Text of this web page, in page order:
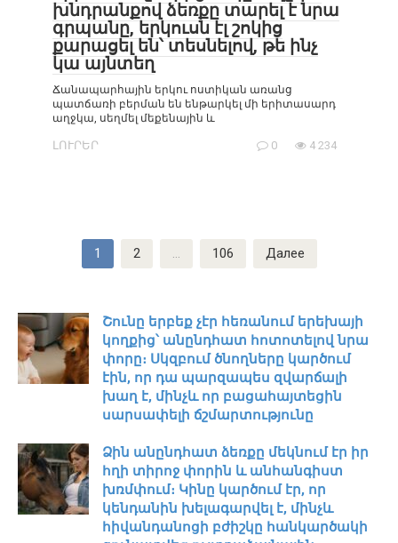
խնդրանքով ձեռքը տարել է նրա
գրպանը, երկուսն էլ շոկից
քարացել են՝ տեսնելով, թե ինչ
կա այնտեղ
Ճանապարհային երկու ոստիկան առանց
պատճառի բերման են ենթարկել մի երիտասարդ
աղջկա, սեղմել մեքենային և
ԼՈՒՐԵՐ 0 4 234
1 2 … 106 Далее
Շունը երբեք չէր հեռանում երեխայի
կողքից՝ անընդհատ հոտոտելով նրա
փորը։ Սկզբում ծնողները կարծում
էին, որ դա պարզապես զվարճալի
խաղ է, մինչև որ բացահայտեցին
սարսափելի ճշմարտությունը
Ձին անընդհատ ձեռքը մեկնում էր իր
հղի տիրոջ փորին և անհանգիստ
խռմփում։ Կինը կարծում էր, որ
կենդանին խելագարվել է, մինչև
հիվանդանոցի բժիշկը հանկարծակի